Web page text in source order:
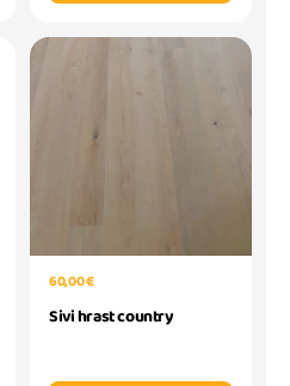
60,00 €
Sivi hrast country